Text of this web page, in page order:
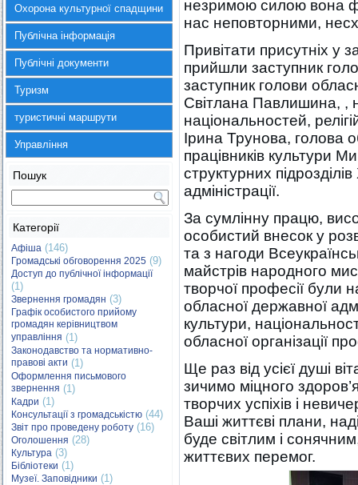
Охорона культурної спадщини
Публічна інформація
Публічні документи
Туризм
туристичні маршрути
Управління
Пошук
Категорії
Афіша (146)
Громадські обговорення 2025 (9)
Доступ до публічної інформації
(1)
Звернення громадян (3)
Графік особистого прийому
громадян керівництвом
управління (1)
Законодавство та нормативно-
правові акти (1)
Оформлення письмового
звернення (1)
Кадри (1)
Консультації з громадськістю (44)
Звіт про проведену роботу (16)
Оголошення (28)
Культура (3)
Бібліотеки (1)
Музеї. Заповідники (1)
незримою силою вона
нас неповторними,
Привітати присутніх у
прийшли заступник
заступник голови
Світлана Павлишина, ,
національностей,
Ірина Трунова, голова
працівників культури
структурних
адміністрації.
За сумлінну працю,
особистий внесок у
та з нагоди
майстрів народного
творчої професії були
обласної державної
культури,
обласної організації
Ще раз від усієї душі
зичимо міцного
творчих успіхів і
Ваші життєві плани,
буде світлим і
життєвих перемог.